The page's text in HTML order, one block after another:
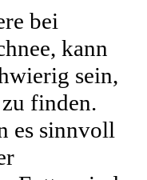
bei
kann
sein,
finden.
es sinnvoll